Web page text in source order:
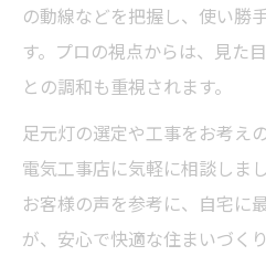
の動線などを把握し、使い勝
す。プロの視点からは、見た
との調和も重視されます。
足元灯の選定や工事をお考え
電気工事店に気軽に相談しま
お客様の声を参考に、自宅に
が、安心で快適な住まいづく